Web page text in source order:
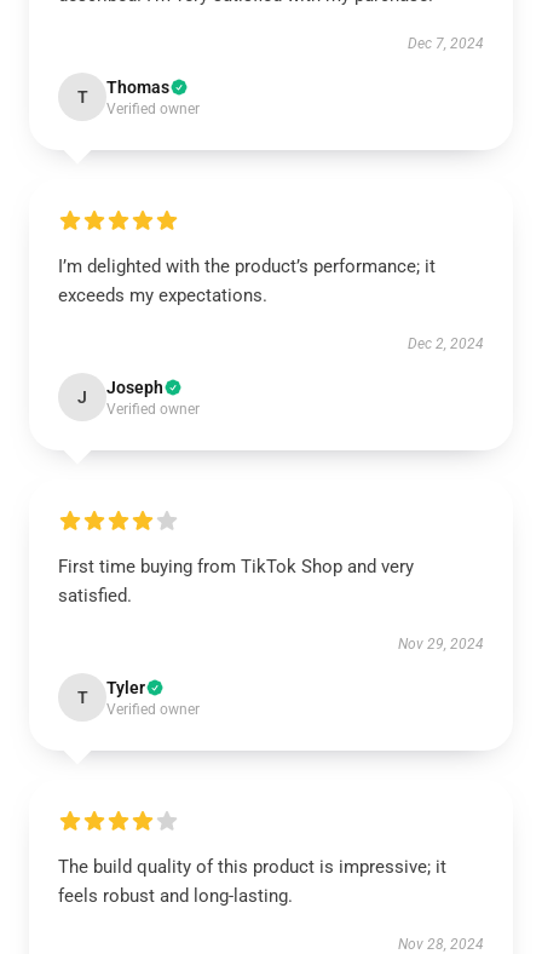
Dec 7, 2024
T Thomas
Verified owner
I’m delighted with the product’s performance; it
exceeds my expectations.
Dec 2, 2024
J Joseph
Verified owner
First time buying from TikTok Shop and very
satisfied.
Nov 29, 2024
T Tyler
Verified owner
The build quality of this product is impressive; it
feels robust and long-lasting.
Nov 28, 2024